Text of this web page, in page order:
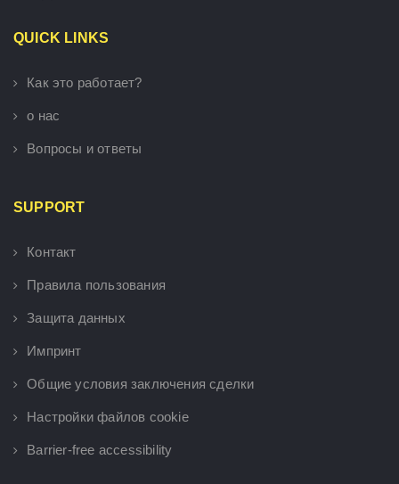
QUICK LINKS
Как это работает?
о нас
Вопросы и ответы
SUPPORT
Контакт
Правила пользования
Защита данных
Импринт
Общие условия заключения сделки
Настройки файлов cookie
Barrier-free accessibility